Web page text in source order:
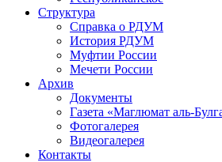
Структура
Справка о РДУМ
История РДУМ
Муфтии России
Мечети России
Архив
Документы
Газета «Маглюмат аль-
Фотогалерея
Видеогалерея
Контакты